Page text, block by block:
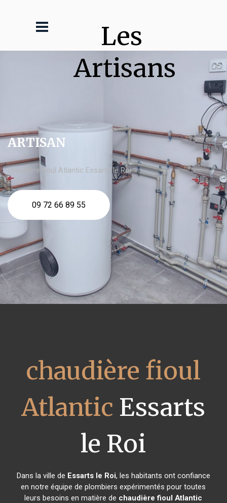
Les
Artisans
ARTISAN
chaudière fioul Atlantic Essarts le Roi
09 72 66 89 55
chaudière fioul
Atlantic Essarts
le Roi
Dans la ville de Essarts le Roi, les habitants ont confiance
en notre équipe de plombiers expérimentés pour toutes
leurs besoins en matière de chaudière fioul Atlantic